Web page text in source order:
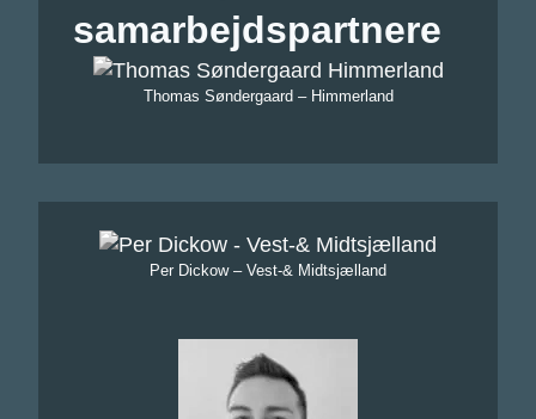
samarbejdspartnere
Thomas Søndergaard – Himmerland
Per Dickow – Vest-& Midtsjælland